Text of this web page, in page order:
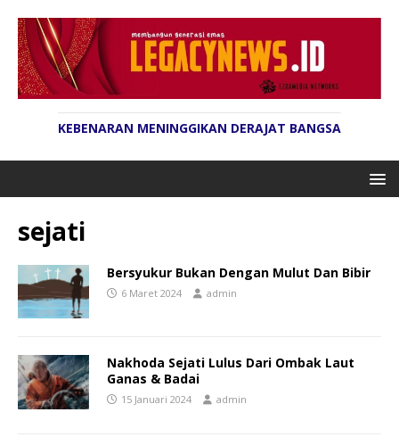
KEBENARAN MENINGGIKAN DERAJAT BANGSA
sejati
Bersyukur Bukan Dengan Mulut Dan Bibir
6 Maret 2024 admin
Nakhoda Sejati Lulus Dari Ombak Laut
Ganas & Badai
15 Januari 2024 admin